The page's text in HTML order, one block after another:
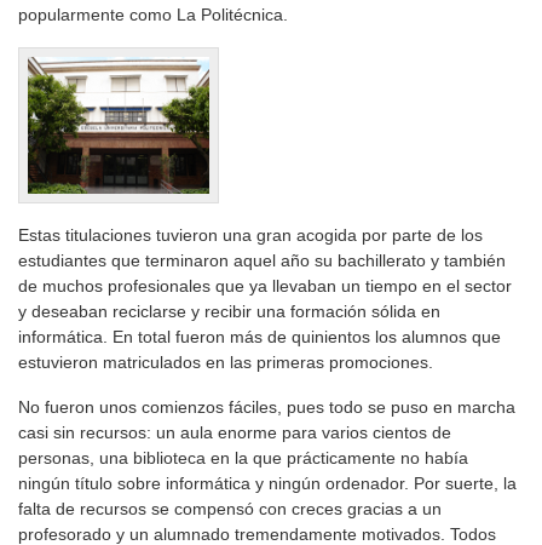
popularmente como La Politécnica.
Estas titulaciones tuvieron una gran acogida por parte de los
estudiantes que terminaron aquel año su bachillerato y también
de muchos profesionales que ya llevaban un tiempo en el sector
y deseaban reciclarse y recibir una formación sólida en
informática. En total fueron más de quinientos los alumnos que
estuvieron matriculados en las primeras promociones.
No fueron unos comienzos fáciles, pues todo se puso en marcha
casi sin recursos: un aula enorme para varios cientos de
personas, una biblioteca en la que prácticamente no había
ningún título sobre informática y ningún ordenador. Por suerte, la
falta de recursos se compensó con creces gracias a un
profesorado y un alumnado tremendamente motivados. Todos